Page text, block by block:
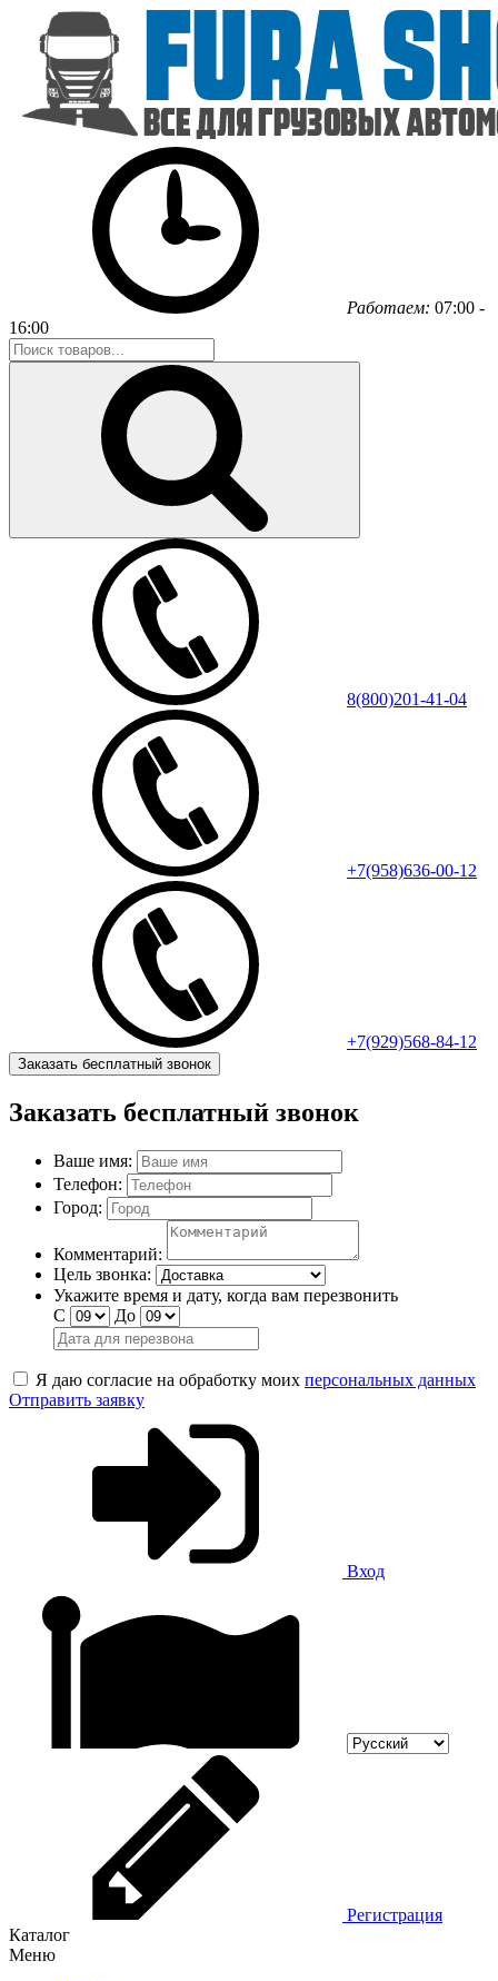
Работаем: 07:00 -
16:00
8(800)201-41-04
+7(958)636-00-12
+7(929)568-84-12
Заказать бесплатный звонок
Заказать бесплатный звонок
Ваше имя:
Телефон:
Город:
Комментарий:
Цель звонка:
Укажите время и дату, когда вам перезвонить
С
До
Я даю согласие на обработку моих персональных данных
Отправить заявку
Вход
Регистрация
Каталог
Меню